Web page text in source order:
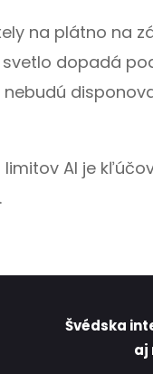
na plátno na
dopadá
AI je
Švédska
aj